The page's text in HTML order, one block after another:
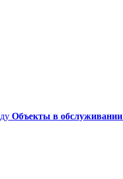
Объекты в обслуживании